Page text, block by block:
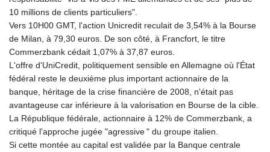
LKR 386.635196
LRD 208.057415
LSL 18.726567
LTL 3.413768
LVL 0.699335
LYD 7.331909
MAD 10.743067
MDL 20.044751
MGA 4918.938878
MKD 61.524236
MMK 2427.596601
10 millions de clients particuliers".
Vers 10H00 GMT, l'action Unicredit reculait de 3,54% à la Bourse
de Milan, à 79,30 euros. De son côté, à Francfort, le titre
Commerzbank cédait 1,07% à 37,87 euros.
L'offre d'UniCredit, politiquement sensible en Allemagne où l'État
fédéral reste le deuxième plus important actionnaire de la
banque, héritage de la crise financière de 2008, n'était pas
avantageuse car inférieure à la valorisation en Bourse de la cible.
La République fédérale, actionnaire à 12% de Commerzbank, a
critiqué l'approche jugée "agressive " du groupe italien.
Si cette montée au capital est validée par la Banque centrale